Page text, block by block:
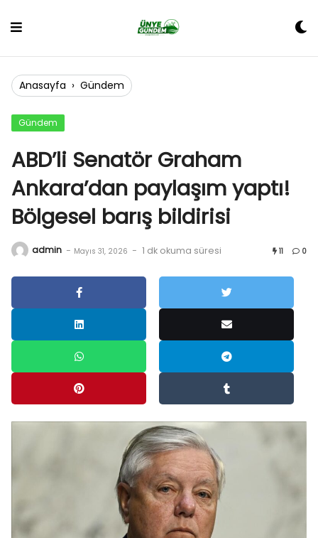
Anasayfa › Gündem
Gündem
ABD’li Senatör Graham
Ankara’dan paylaşım yaptı!
Bölgesel barış bildirisi
admin - Mayıs 31, 2026 - 1 dk okuma süresi 11 0